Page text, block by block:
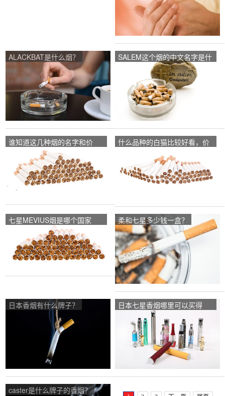
ALACKBAT是什么烟？
SALEM这个烟的中文名字是什
谁知道这几种烟的名字和价
什么品种的白猫比较好看，价
格要公道一点的？
七星MEVIUS烟是哪个国家
柔和七星多少钱一盒？
日本香烟有什么牌子？
日本七星香烟哪里可以买得
caster是什么牌子的香烟？